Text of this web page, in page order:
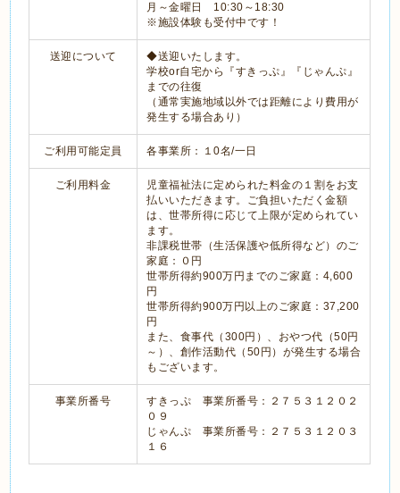
月～金曜日 10:30～18:30
※施設体験も受付中です！
送迎について
◆送迎いたします。
学校or自宅から『すきっぷ』『じゃんぷ』
までの往復
（通常実施地域以外では距離により費用が
発生する場合あり）
ご利用可能定員 各事業所：１0名/一日
ご利用料金
児童福祉法に定められた料金の１割をお支
払いいただきます。ご負担いただく金額
は、世帯所得に応じて上限が定められてい
ます。
非課税世帯（生活保護や低所得など）のご
家庭：０円
世帯所得約900万円までのご家庭：4,600
円
世帯所得約900万円以上のご家庭：37,200
円
また、食事代（300円）、おやつ代（50円
～）、創作活動代（50円）が発生する場合
もございます。
事業所番号
すきっぷ 事業所番号：２７５３１２０２
０９
じゃんぷ 事業所番号：２７５３１２０３
１６